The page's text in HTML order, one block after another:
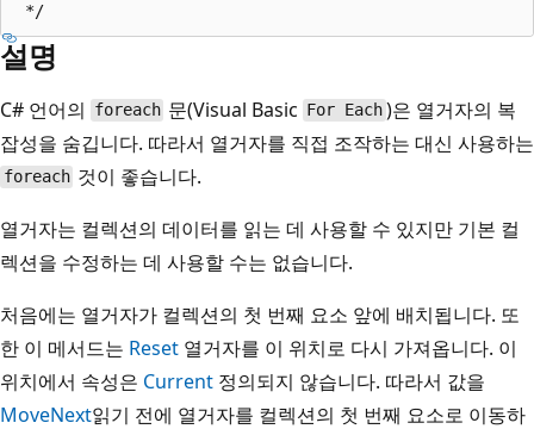
설명
C# 언어의 foreach 문(Visual Basic For Each)은 열거자의 복
잡성을 숨깁니다. 따라서 열거자를 직접 조작하는 대신 사용하는
foreach 것이 좋습니다.
열거자는 컬렉션의 데이터를 읽는 데 사용할 수 있지만 기본 컬
렉션을 수정하는 데 사용할 수는 없습니다.
처음에는 열거자가 컬렉션의 첫 번째 요소 앞에 배치됩니다. 또
한 이 메서드는 Reset 열거자를 이 위치로 다시 가져옵니다. 이
위치에서 속성은 Current 정의되지 않습니다. 따라서 값을
MoveNext읽기 전에 열거자를 컬렉션의 첫 번째 요소로 이동하